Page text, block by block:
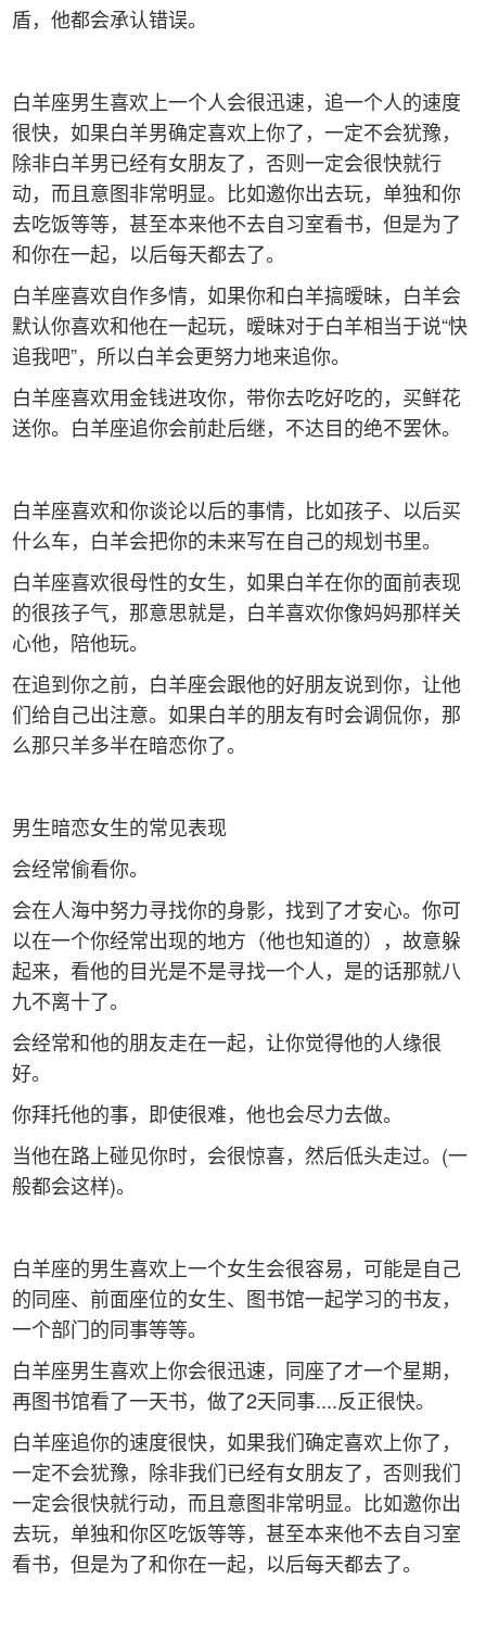
盾，他都会承认错误。
白羊座男生喜欢上一个人会很迅速，追一个人的速度
很快，如果白羊男确定喜欢上你了，一定不会犹豫，
除非白羊男已经有女朋友了，否则一定会很快就行
动，而且意图非常明显。比如邀你出去玩，单独和你
去吃饭等等，甚至本来他不去自习室看书，但是为了
和你在一起，以后每天都去了。
白羊座喜欢自作多情，如果你和白羊搞暧昧，白羊会
默认你喜欢和他在一起玩，暧昧对于白羊相当于说“快
追我吧”，所以白羊会更努力地来追你。
白羊座喜欢用金钱进攻你，带你去吃好吃的，买鲜花
送你。白羊座追你会前赴后继，不达目的绝不罢休。
白羊座喜欢和你谈论以后的事情，比如孩子、以后买
什么车，白羊会把你的未来写在自己的规划书里。
白羊座喜欢很母性的女生，如果白羊在你的面前表现
的很孩子气，那意思就是，白羊喜欢你像妈妈那样关
心他，陪他玩。
在追到你之前，白羊座会跟他的好朋友说到你，让他
们给自己出注意。如果白羊的朋友有时会调侃你，那
么那只羊多半在暗恋你了。
男生暗恋女生的常见表现
会经常偷看你。
会在人海中努力寻找你的身影，找到了才安心。你可
以在一个你经常出现的地方（他也知道的），故意躲
起来，看他的目光是不是寻找一个人，是的话那就八
九不离十了。
会经常和他的朋友走在一起，让你觉得他的人缘很
好。
你拜托他的事，即使很难，他也会尽力去做。
当他在路上碰见你时，会很惊喜，然后低头走过。(一
般都会这样)。
白羊座的男生喜欢上一个女生会很容易，可能是自己
的同座、前面座位的女生、图书馆一起学习的书友，
一个部门的同事等等。
白羊座男生喜欢上你会很迅速，同座了才一个星期，
再图书馆看了一天书，做了2天同事....反正很快。
白羊座追你的速度很快，如果我们确定喜欢上你了，
一定不会犹豫，除非我们已经有女朋友了，否则我们
一定会很快就行动，而且意图非常明显。比如邀你出
去玩，单独和你区吃饭等等，甚至本来他不去自习室
看书，但是为了和你在一起，以后每天都去了。